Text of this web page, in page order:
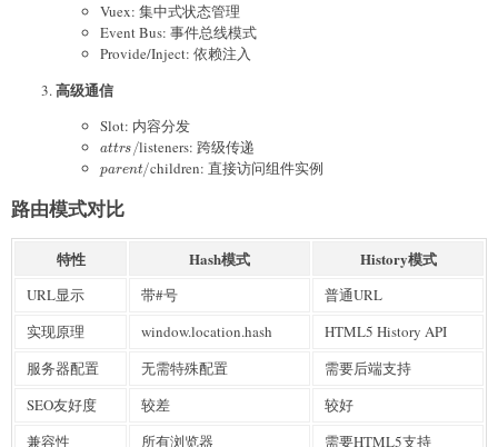
Vuex: 集中式状态管理
Event Bus: 事件总线模式
Provide/Inject: 依赖注入
高级通信
Slot: 内容分发
attrs/ listeners: 跨级传递
pare nt/ children: 直接访问组件实例
路由模式对比
特性 Hash模式 History模式
URL显示 带#号
普通URL
实现原理
window.location.hash
HTML5 History API
服务器配置
无需特殊配置
需要后端支持
SEO友好度
较差
较好
兼容性
所有浏览器 需要HTML5支持